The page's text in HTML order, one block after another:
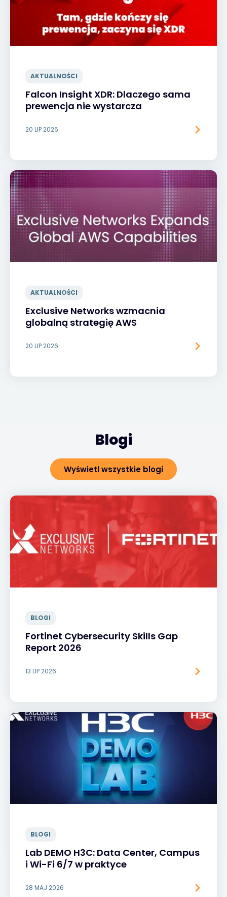
AKTUALNOŚCI
Falcon Insight XDR: Dlaczego sama
prewencja nie wystarcza
20 LIP 2026
AKTUALNOŚCI
Exclusive Networks wzmacnia
globalną strategię AWS
20 LIP 2026
Blogi
Wyświetl wszystkie blogi
BLOGI
Fortinet Cybersecurity Skills Gap
Report 2026
13 LIP 2026
BLOGI
Lab DEMO H3C: Data Center, Campus
i Wi-Fi 6/7 w praktyce
28 MAJ 2026